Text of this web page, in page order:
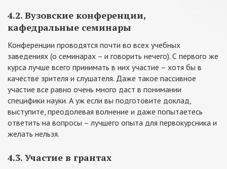
4.2. Вузовские конференции,
кафедральные семинары
Конференции проводятся почти во всех учебных
заведениях (о семинарах – и говорить нечего). С первого же
курса лучше всего принимать в них участие – хотя бы в
качестве зрителя и слушателя. Даже такое пассивное
участие все равно очень много даст в понимании
специфики науки. А уж если вы подготовите доклад,
выступите, преодолевая волнение и даже попытаетесь
ответить на вопросы – лучшего опыта для первокурсника и
желать нельзя.
4.3. Участие в грантах